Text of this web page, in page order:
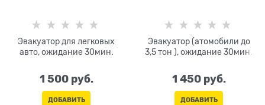
Эвакуатор для легковых
авто, ожидание 30мин.
1 500 руб.
ДОБАВИТЬ
Эвакуатор (атомобили до
3,5 тон ), ожидание 30мин.
1 450 руб.
ДОБАВИТЬ